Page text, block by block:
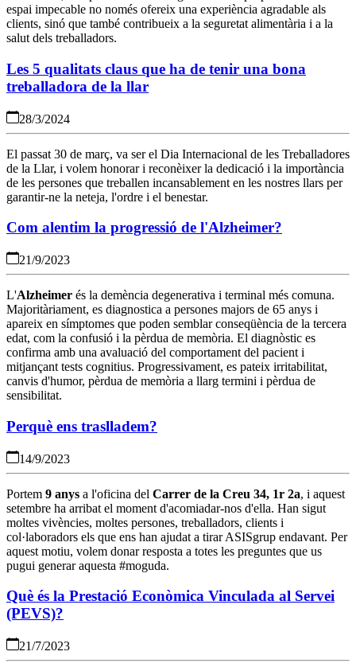
espai impecable no només ofereix una experiència agradable als
clients, sinó que també contribueix a la seguretat alimentària i a la
salut dels treballadors.
Les 5 qualitats claus que ha de tenir una bona
treballadora de la llar
28/3/2024
El passat 30 de març, va ser el Dia Internacional de les Treballadores
de la Llar, i volem honorar i reconèixer la dedicació i la importància
de les persones que treballen incansablement en les nostres llars per
garantir-ne la neteja, l'ordre i el benestar.
Com alentim la progressió de l'Alzheimer?
21/9/2023
L'Alzheimer és la demència degenerativa i terminal més comuna.
Majoritàriament, es diagnostica a persones majors de 65 anys i
apareix en símptomes que poden semblar conseqüència de la tercera
edat, com la confusió i la pèrdua de memòria. El diagnòstic es
confirma amb una avaluació del comportament del pacient i
mitjançant tests cognitius. Progressivament, es pateix irritabilitat,
canvis d'humor, pèrdua de memòria a llarg termini i pèrdua de
sensibilitat.
Perquè ens traslladem?
14/9/2023
Portem 9 anys a l'oficina del Carrer de la Creu 34, 1r 2a, i aquest
setembre ha arribat el moment d'acomiadar-nos d'ella. Han sigut
moltes vivències, moltes persones, treballadors, clients i
col·laboradors els que ens han ajudat a tirar ASISgrup endavant. Per
aquest motiu, volem donar resposta a totes les preguntes que us
pugui generar aquesta #moguda.
Què és la Prestació Econòmica Vinculada al Servei
(PEVS)?
21/7/2023